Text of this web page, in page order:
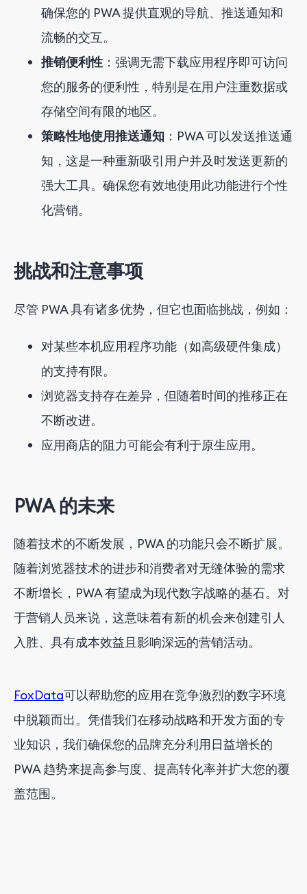
确保您的 PWA 提供直观的导航、推送通知和
流畅的交互。
推销便利性 ：强调无需下载应用程序即可访问
您的服务的便利性，特别是在用户注重数据或
存储空间有限的地区。
策略性地使用推送通知 ：PWA 可以发送推送通
知，这是一种重新吸引用户并及时发送更新的
强大工具。确保您有效地使用此功能进行个性
化营销。
挑战和注意事项
尽管 PWA 具有诸多优势，但它也面临挑战，例如 ：
对某些本机应用程序功能（如高级硬件集成）
的支持有限。
浏览器支持存在差异，但随着时间的推移正在
不断改进。
应用商店的阻力可能会有利于原生应用。
PWA 的未来
随着技术的不断发展，PWA 的功能只会不断扩展。
随着浏览器技术的进步和消费者对无缝体验的需求
不断增长，PWA 有望成为现代数字战略的基石。对
于营销人员来说，这意味着有新的机会来创建引人
入胜、具有成本效益且影响深远的营销活动。
FoxData可以帮助您的应用在竞争激烈的数字环境
中脱颖而出。凭借我们在移动战略和开发方面的专
业知识，我们确保您的品牌充分利用日益增长的
PWA 趋势来提高参与度、提高转化率并扩大您的覆
盖范围。